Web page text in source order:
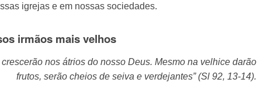
igrejas e em nossas sociedades.
irmãos mais velhos
nos átrios do nosso Deus. Mesmo na velhice darão
frutos, serão cheios de seiva e verdejantes” (Sl 92, 13-14).